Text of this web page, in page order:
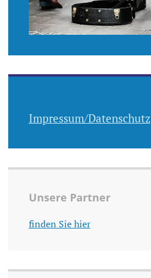
Impressum/Datenschutz
Unsere Partner
finden Sie hier